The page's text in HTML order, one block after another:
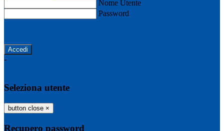
Nome Utente
Password
-
Seleziona utente
button close ×
Recupero password